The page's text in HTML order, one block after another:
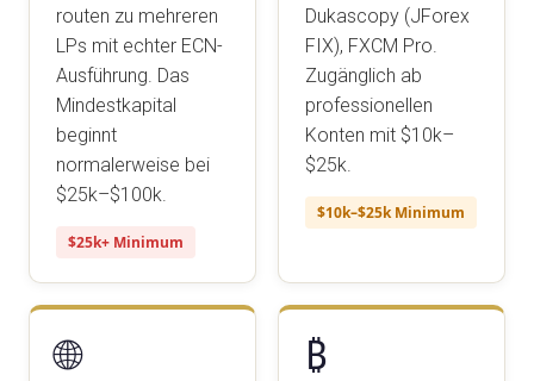
routen zu mehreren
LPs mit echter ECN-
Ausführung. Das
Mindestkapital
beginnt
normalerweise bei
$25k–$100k.
$25k+ Minimum
Dukascopy (JForex
FIX), FXCM Pro.
Zugänglich ab
professionellen
Konten mit $10k–
$25k.
$10k–$25k Minimum
🌐 ₿